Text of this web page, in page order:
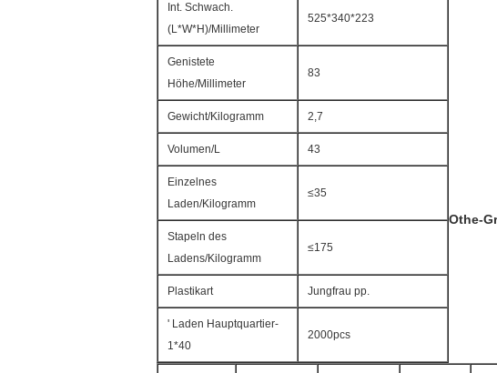
Int. Schwach.
(L*W*H)/Millimeter
525*340*223
Genistete
Höhe/Millimeter
83
Gewicht/Kilogramm 2,7
Volumen/L 43
Einzelnes
Laden/Kilogramm
≤35
Stapeln des
Ladens/Kilogramm
≤175
Plastikart Jungfrau pp.
' Laden Hauptquartier-
1*40
2000pcs
Othe-